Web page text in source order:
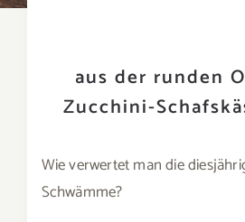
aus der runden
Zucchini-
Wie verwertet man die
Schwämme?